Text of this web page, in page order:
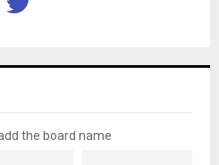
the board name